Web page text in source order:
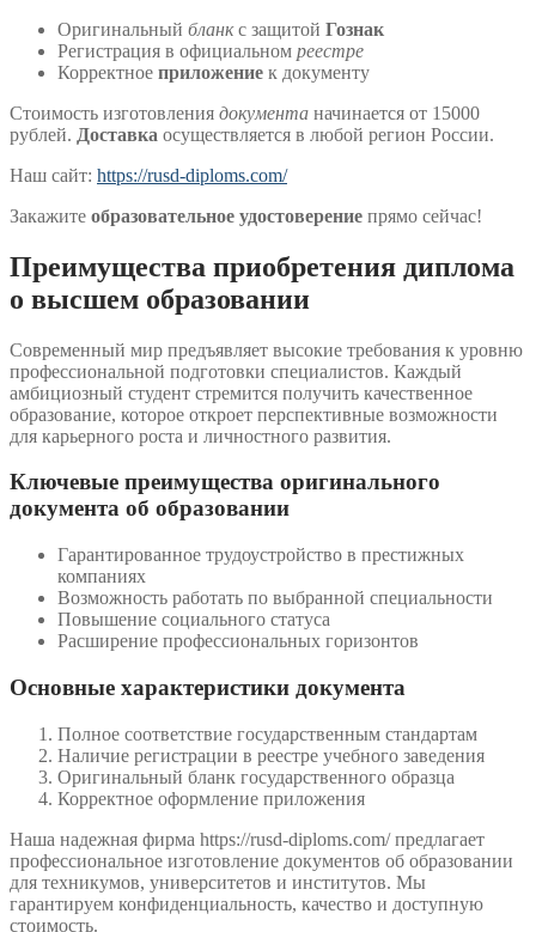
Оригинальный бланкс защитой Гознак
Регистрация в официальном реестре
Корректное приложение к документу
Стоимость изготовления документа начинается от 15000
рублей. Доставка осуществляется в любой регион России.
Наш сайт: https://rusd-diploms.com/
Закажите образовательное удостоверение прямо сейчас!
Преимущества приобретения диплома
о высшем образовании
Современный мир предъявляет высокие требования к уровню
профессиональной подготовки специалистов. Каждый
амбициозный студент стремится получить качественное
образование, которое откроет перспективные возможности
для карьерного роста и личностного развития.
Ключевые преимущества оригинального
документа об образовании
Гарантированное трудоустройство в престижных
компаниях
Возможность работать по выбранной специальности
Повышение социального статуса
Расширение профессиональных горизонтов
Основные характеристики документа
Полное соответствие государственным стандартам
Наличие регистрации в реестре учебного заведения
Оригинальный бланк государственного образца
Корректное оформление приложения
Наша надежная фирма https://rusd-diploms.com/ предлагает
профессиональное изготовление документов об образовании
для техникумов, университетов и институтов. Мы
гарантируем конфиденциальность, качество и доступную
стоимость.